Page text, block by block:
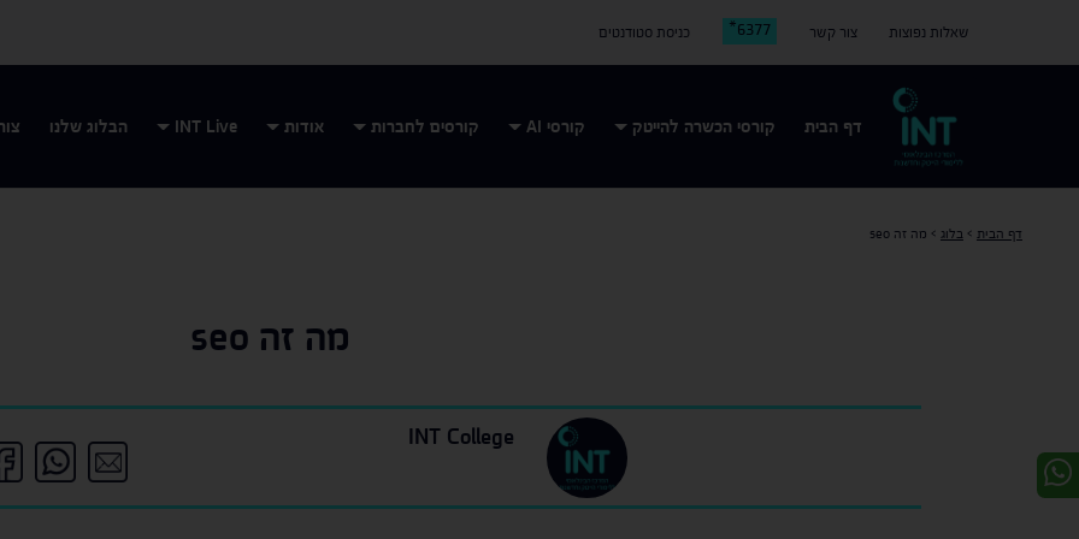
שאלות נפוצות צור קשר 6377* כניסת סטודנטים
דף הבית קורסי הכשרה להייטק קורסי AI קורסים לחברות אודות INT Live הבלוג שלנו
דף הבית >בלוג > מה זה seo
מה זה seo
INT College